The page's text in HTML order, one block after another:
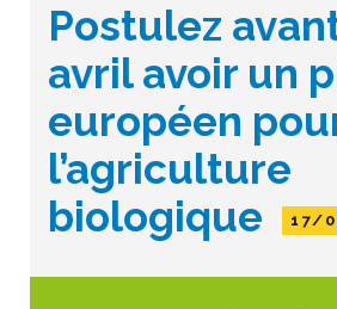
Postulez
avril avoir un
européen
l’agriculture
biologique
17/